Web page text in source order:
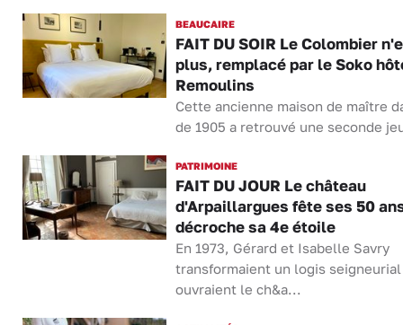
BEAUCAIRE
FAIT DU SOIR Le Colombier
plus, remplacé par le Soko
Remoulins
Cette ancienne maison de maître
de 1905 a retrouvé une seconde
PATRIMOINE
FAIT DU JOUR Le château
d'Arpaillargues fête ses 50
décroche sa 4e étoile
En 1973, Gérard et Isabelle Savry
transformaient un logis
ouvraient le ch&a...